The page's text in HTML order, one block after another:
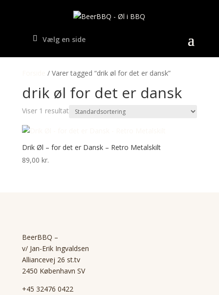
Vælg en side
/ Varer tagged “drik øl for det er dansk”
drik øl for det er dansk
Viser 1 resultat
Drik Øl – for det er Dansk – Retro Metalskilt
89,00 kr.
BeerBBQ –
v/ Jan-Erik Ingvaldsen
Alliancevej 26 st.tv
2450 København SV
+45 32476 0422